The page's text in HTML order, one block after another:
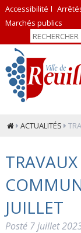
Accessibilité
Marchés publics
ACTUALITÉS
JUILLET
Posté 7 juillet